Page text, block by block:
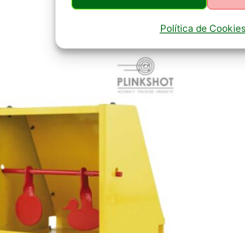
Política de Cookies